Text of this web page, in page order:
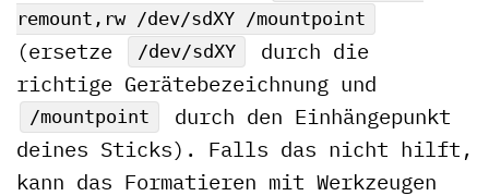
remount,rw /dev/sdXY /mountpoint
(ersetze /dev/sdXY
durch die
richtige Gerätebezeichnung und
/mountpoint
durch den Einhängepunkt
deines Sticks). Falls das nicht hilft,
kann das Formatieren mit Werkzeugen